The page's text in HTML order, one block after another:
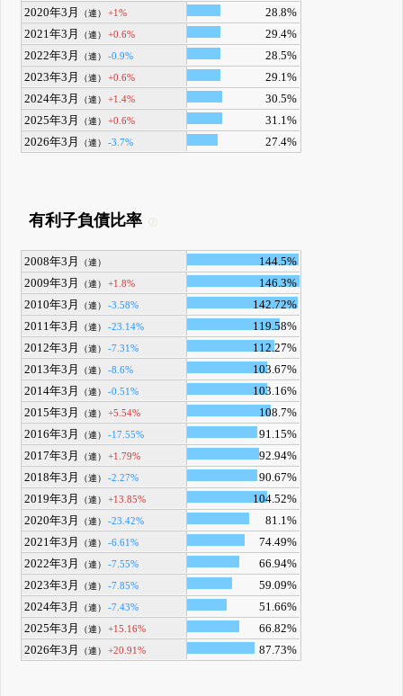
2020年3月
（連） +1%
28.8%
2021年3月
（連） +0.6%
29.4%
2022年3月
（連） -0.9%
28.5%
2023年3月
（連） +0.6%
29.1%
2024年3月
（連） +1.4%
30.5%
2025年3月
（連） +0.6%
31.1%
2026年3月
（連） -3.7% 27.4%
有利子負債比率
2008年3月 （連）
144.5%
2009年3月
（連） +1.8%
146.3%
2010年3月
（連） -3.58%
142.72%
2011年3月
（連） -23.14%
119.58%
2012年3月
（連） -7.31%
112.27%
2013年3月
（連） -8.6%
103.67%
2014年3月
（連） -0.51%
103.16%
2015年3月
（連） +5.54%
108.7%
2016年3月
（連） -17.55%
91.15%
2017年3月
（連） +1.79%
92.94%
2018年3月
（連） -2.27%
90.67%
2019年3月
（連） +13.85%
104.52%
2020年3月
（連） -23.42%
81.1%
2021年3月
（連） -6.61%
74.49%
2022年3月
（連） -7.55%
66.94%
2023年3月
（連） -7.85%
59.09%
2024年3月
（連） -7.43%
51.66%
2025年3月
（連） +15.16%
66.82%
2026年3月
（連） +20.91% 87.73%